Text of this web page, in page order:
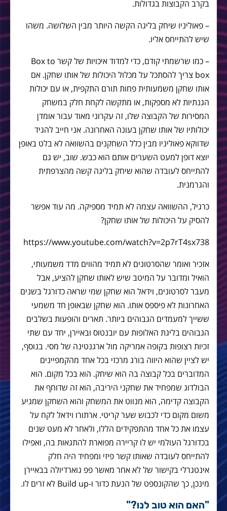
בקרב הקבוצות בגדולות.
– פאוליניו שיחק בליגה הקשה היותר מבין השלושה. משהו
שיש להתייחס אליו.
– כמו שרשמתי קודם, כדי למדוד איכויות של קשר Box to
box צריך להסתכל על מכלול היכולות של אותו שחקן. אם
אותו שחקן משמעותית פחות תורם התקפית, או עם יכולות
הגנתיות לא מספקות, או מתקשה לקחת חלק במשחק
המסירות של הקבוצה שלו, זה עקרוני מאוד עבור אומדן
יכולותיו של אותו שחקן בעונה האחרונה. אני חייב להגיד
שדווקא פאוליניו מבין כלל השחקנים בהשוואה לא בלט באופן
יוצא דופן למעט השערים אותם הוא כבש. שוב, יש גם
להתייחס לעובדה שהוא שיחק בליגה קשה מהצרפתית
והגרמנית.
כרגיל, ההשוואה עצמה לא תמיד מספיקה. מה עוד אפשר
להסיק על היכולות של אותו שחקן?
https://www.youtube.com/watch?v=2p7rT4sx738
אזכיר ואומר שהסרטונים לא תמיד מהווים מדד משמעותי,
הואיל ומדובר על המיטב שיש לאותו שחקן להציע, אבל
מעבר לסרטונים, וידאל הוא שחקן שמי שראה כדורגל בשנים
האחרונות לא פיספס אותו. הוא שחקן שבאופן חד משמעי
ששייך למעמדים הגבוהים ביותר. תארים והופעות בשלבים
הגבוהים בליגת האלופות עם יובנטוס ובאיירן, יחד עם שתי
זכיות רצופות בקופה אמריקה מול ארגנטינה של מסי. בנוסף,
יש לציין שהוא היווה בורג מרכזי בכל אחד מהקמפיינים
המדוברים בכל קבוצה בה הוא שיחק. הוא בכל מקום. הוא
הבולדוג שמפחיד את שחקני היריבה, הוא זה שדוחף את
הקבוצה קדימה, הוא מנווט את המשחק והוא השחקן שמגיע
משום מקום כדי לכבוש שער קריטי. ארתורו וידאל לקח על
עצמו את כל אחד מהתפקידים הללו, ולאחר לא מעט שנים
בכדורגל העולמי יש לו קריירה מפוארת להתגאות בה, ואפילו
להתייחס לעובדה שאותו קשר פיזי ומפחיד היה חלק
אינטגרלי בקישור של לא אחר מאשר פפ גוארדיולה בבאיירן
מינכן, כך שהקונספט של הנעת כדור ו-Build up לא זרים לו.
"האם הוא טוב לנו?"